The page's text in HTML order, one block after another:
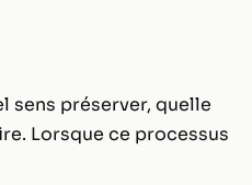
sens préserver, quelle
Lorsque ce processus